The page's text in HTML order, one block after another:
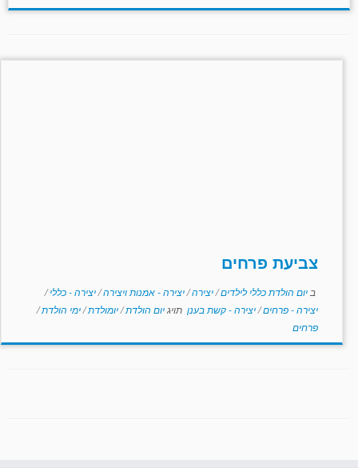
צביעת פרחים
ב יום הולדת כללי לילדים/יצירה/יצירה - אמנות ויצירה/יצירה - כללי/
יצירה - פרחים/יצירה - קשת בענן תויגיום הולדת/יומולדת/ימי הולדת/
פרחים